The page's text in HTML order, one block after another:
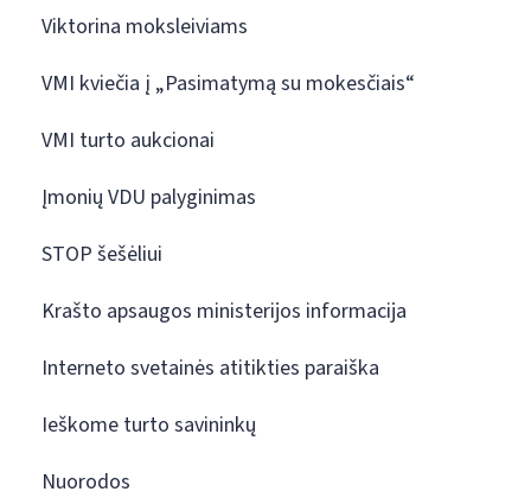
Viktorina moksleiviams
VMI kviečia į „Pasimatymą su mokesčiais“
VMI turto aukcionai
Įmonių VDU palyginimas
STOP šešėliui
Krašto apsaugos ministerijos informacija
Interneto svetainės atitikties paraiška
Ieškome turto savininkų
Nuorodos